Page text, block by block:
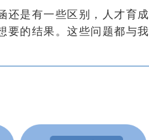
是有一些区别，人才育
的结果。这些问题都与